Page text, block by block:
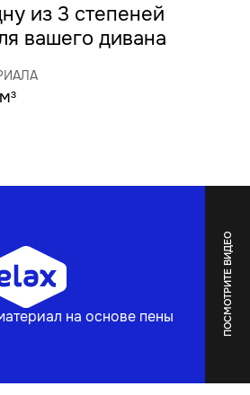
из 3 степеней
вашего дивана
на основе пены ПОСМОТРИТЕ ВИДЕО